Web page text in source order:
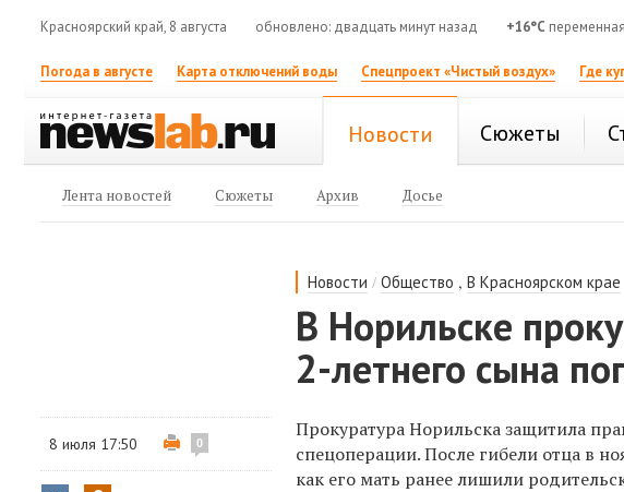
Красноярский край, 8 августа обновлено: двадцать минут назад +16°C
Погода в августе Карта отключений воды Спецпроект «Чистый воздух» Где
Новости Сюжеты
Лента новостей Сюжеты Архив Досье
Новости /Общество ,В Красноярском крае
В Норильске
2-летнего сына
8 июля 17:50 0
Прокуратура Норильска защитила
спецоперации. После гибели отца в
как его мать ранее лишили